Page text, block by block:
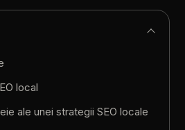
local
ale unei strategii SEO locale